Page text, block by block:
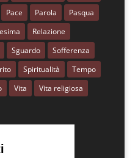
Pace Parola
Pasqua
Relazione
Sguardo
Sofferenza
Spiritualità
Tempo
Vita Vita religiosa